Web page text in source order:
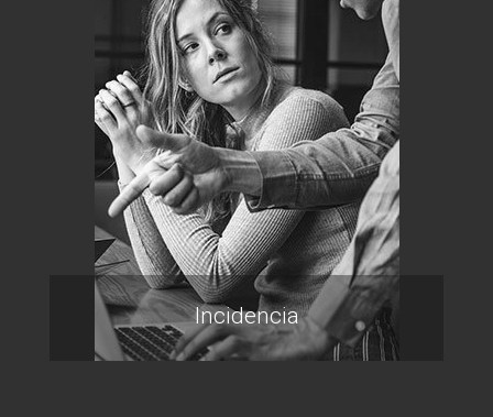
Incidencia